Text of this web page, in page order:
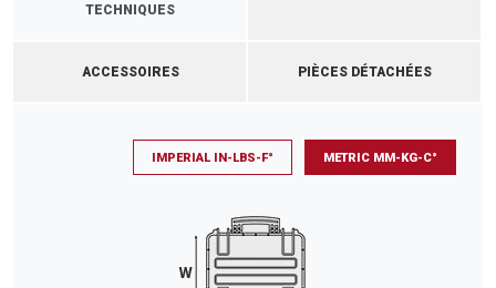
TECHNIQUES
ACCESSOIRES PIÈCES DÉTACHÉES
IMPERIAL IN-LBS-F° METRIC MM-KG-C°